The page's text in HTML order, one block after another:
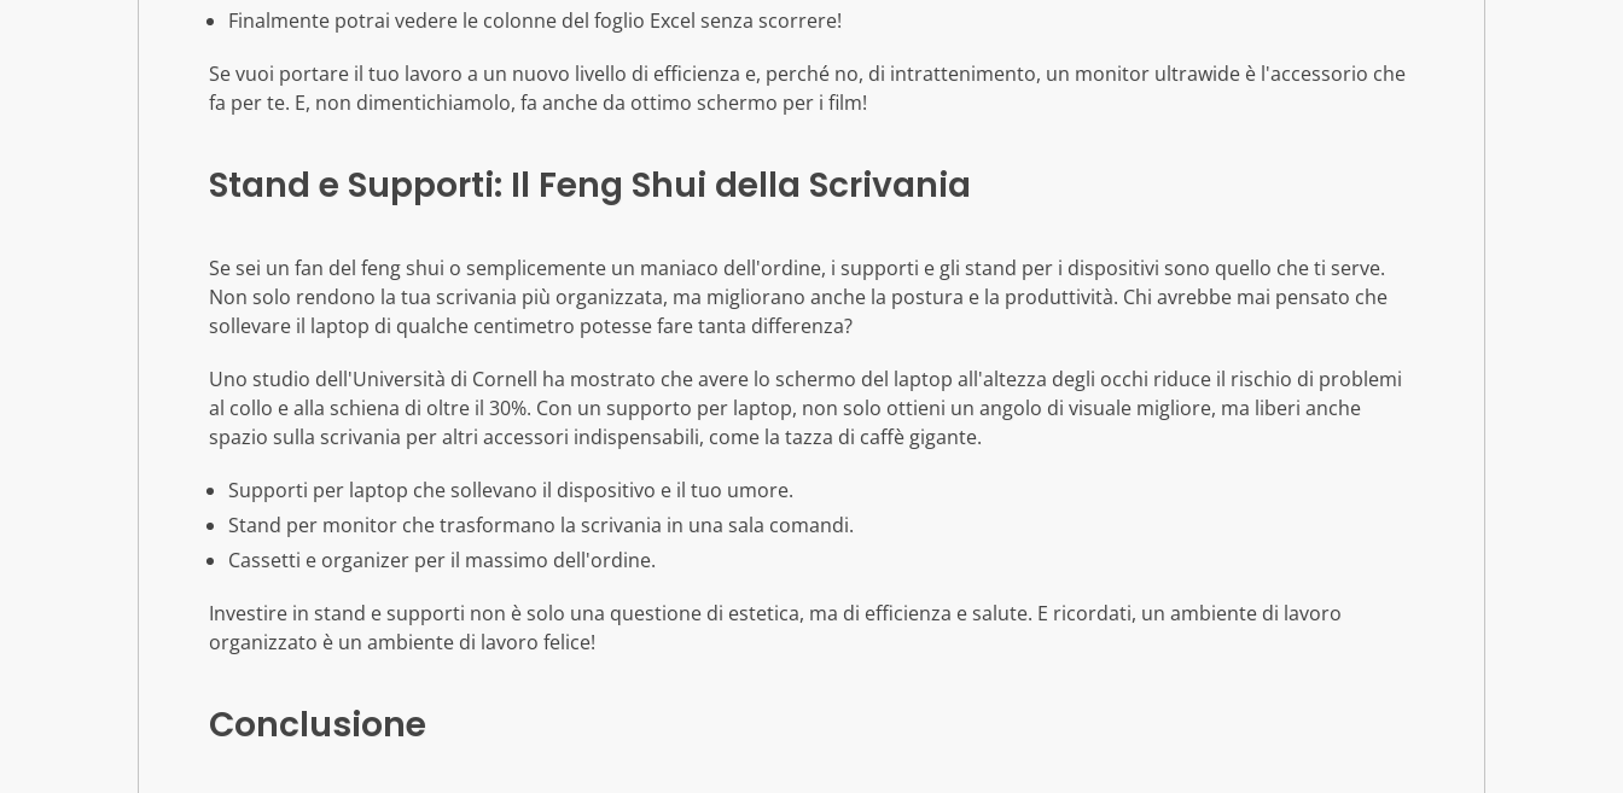
Finalmente potrai vedere le colonne del foglio Excel senza scorrere!
Se vuoi portare il tuo lavoro a un nuovo livello di efficienza e, perché no, di intrattenimento, un monitor ultrawide è l'accessorio che
fa per te. E, non dimentichiamolo, fa anche da ottimo schermo per i film!
Stand e Supporti: Il Feng Shui della Scrivania
Se sei un fan del feng shui o semplicemente un maniaco dell'ordine, i supporti e gli stand per i dispositivi sono quello che ti serve.
Non solo rendono la tua scrivania più organizzata, ma migliorano anche la postura e la produttività. Chi avrebbe mai pensato che
sollevare il laptop di qualche centimetro potesse fare tanta differenza?
Uno studio dell'Università di Cornell ha mostrato che avere lo schermo del laptop all'altezza degli occhi riduce il rischio di problemi
al collo e alla schiena di oltre il 30%. Con un supporto per laptop, non solo ottieni un angolo di visuale migliore, ma liberi anche
spazio sulla scrivania per altri accessori indispensabili, come la tazza di caffè gigante.
Supporti per laptop che sollevano il dispositivo e il tuo umore.
Stand per monitor che trasformano la scrivania in una sala comandi.
Cassetti e organizer per il massimo dell'ordine.
Investire in stand e supporti non è solo una questione di estetica, ma di efficienza e salute. E ricordati, un ambiente di lavoro
organizzato è un ambiente di lavoro felice!
Conclusione